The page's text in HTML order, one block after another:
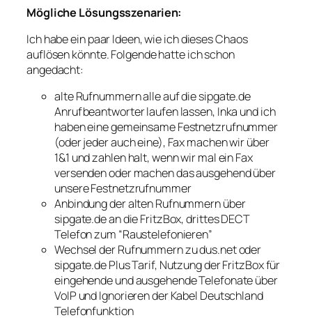
Mögliche Lösungsszenarien:
Ich habe ein paar Ideen, wie ich dieses Chaos
auflösen könnte. Folgende hatte ich schon
angedacht:
alte Rufnummern alle auf die sipgate.de
Anrufbeantworter laufen lassen, Inka und ich
haben eine gemeinsame Festnetzrufnummer
(oder jeder auch eine), Fax machen wir über
1&1 und zahlen halt, wenn wir mal ein Fax
versenden oder machen das ausgehend über
unsere Festnetzrufnummer
Anbindung der alten Rufnummern über
sipgate.de an die FritzBox, drittes DECT
Telefon zum “Raustelefonieren”
Wechsel der Rufnummern zu dus.net oder
sipgate.de Plus Tarif, Nutzung der FritzBox für
eingehende und ausgehende Telefonate über
VoIP und Ignorieren der Kabel Deutschland
Telefonfunktion